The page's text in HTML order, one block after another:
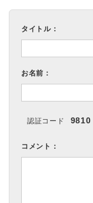
タイトル：
お名前：
認証コード 9810
コメント：